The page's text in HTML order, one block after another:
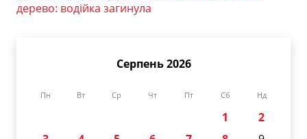
дерево: водійка загинула
Серпень 2026
Пн Вт Ср Чт Пт Сб Нд
1
2